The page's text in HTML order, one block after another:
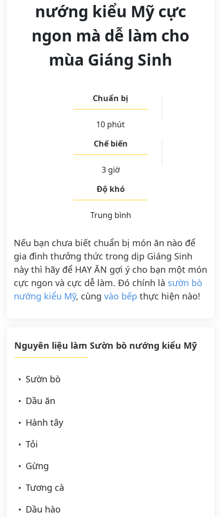
nướng kiểu Mỹ cực
ngon mà dễ làm cho
mùa Giáng Sinh
Chuẩn bị
10 phút
Chế biến
3 giờ
Độ khó
Trung bình
Nếu bạn chưa biết chuẩn bị món ăn nào để
gia đình thưởng thức trong dịp Giáng Sinh
này thì hãy để HAY ĂN gợi ý cho bạn một món
cực ngon và cực dễ làm. Đó chính là sườn bò
nướng kiểu Mỹ, cùng vào bếp thực hiện nào!
Nguyên liệu làm Sườn bò nướng kiểu Mỹ
Sườn bò
Dầu ăn
Hành tây
Tỏi
Gừng
Tương cà
Dầu hào